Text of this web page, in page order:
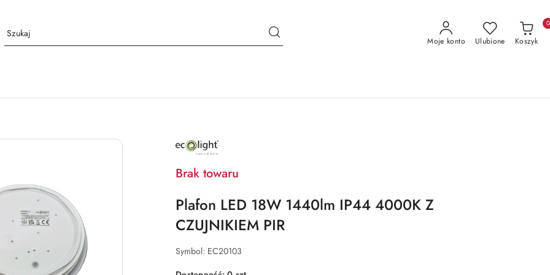
Moje konto Ulubione Koszyk
0
NAZWA
PRODUCENTA:
LIGHT
Brak towaru
Plafon LED 18W 1440lm IP44 4000K Z
CZUJNIKIEM PIR
Symbol: EC20103